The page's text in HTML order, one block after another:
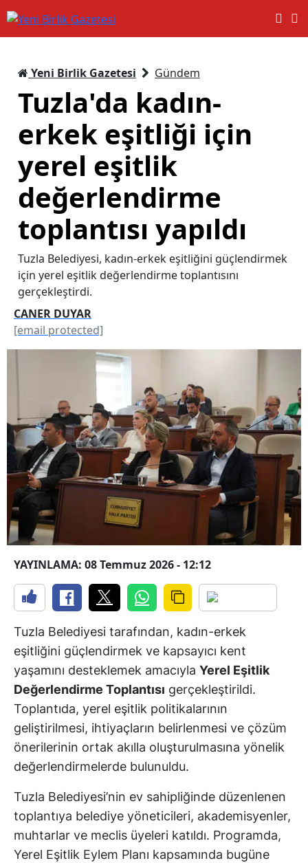
Yeni Birlik Gazetesi Gündem
Tuzla'da kadın-
erkek eşitliği için
yerel eşitlik
değerlendirme
toplantısı yapıldı
Tuzla Belediyesi, kadın-erkek eşitliğini güçlendirmek
için yerel eşitlik değerlendirme toplantısını
gerçekleştirdi.
CANER DUYAR
[email protected]
YAYINLAMA: 08 Temmuz 2026 - 12:12
Tuzla Belediyesi tarafından, kadın-erkek
eşitliğini güçlendirmek ve kapsayıcı kent
yaşamını desteklemek amacıyla Yerel Eşitlik
Değerlendirme Toplantısı gerçekleştirildi.
Toplantıda, yerel eşitlik politikalarının
geliştirilmesi, ihtiyaçların belirlenmesi ve çözüm
önerilerinin ortak akılla oluşturulmasına yönelik
değerlendirmelerde bulunuldu.
Tuzla Belediyesi’nin ev sahipliğinde düzenlenen
toplantıya belediye yöneticileri, akademisyenler,
muhtarlar ve meclis üyeleri katıldı. Programda,
Yerel Eşitlik Eylem Planı kapsamında bugüne